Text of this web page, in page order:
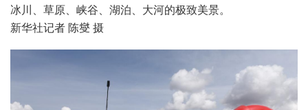
冰川、草原、峡谷、湖泊、大河的极致美景。
新华社记者 陈燮 摄